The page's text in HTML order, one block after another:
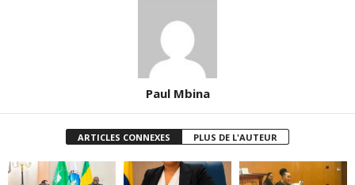
Paul Mbina
ARTICLES CONNEXES PLUS DE L'AUTEUR